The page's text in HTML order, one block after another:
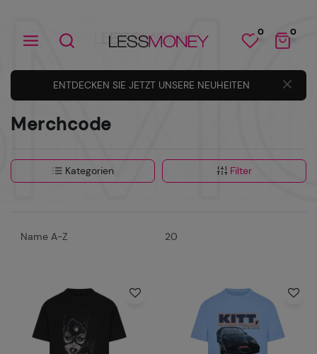
0 0
ENTDECKEN SIE JETZT UNSERE NEUHEITEN
Merchcode
Kategorien Filter